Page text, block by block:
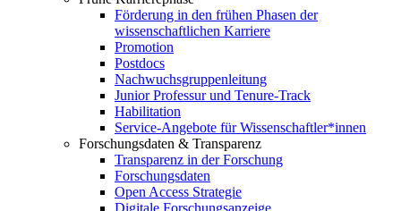
Förderung in den frühen Phasen der
wissenschaftlichen Karriere
Promotion
Postdocs
Nachwuchsgruppenleitung
Junior Professur und Tenure-Track
Habilitation
Service-Angebote für Wissenschaftler*innen
Forschungsdaten & Transparenz
Transparenz in der Forschung
Forschungsdaten
Open Access Strategie
Digitale Forschungsanzeige